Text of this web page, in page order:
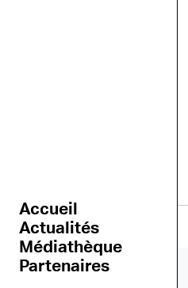
Accueil
Actualités
Médiathèque
Partenaires